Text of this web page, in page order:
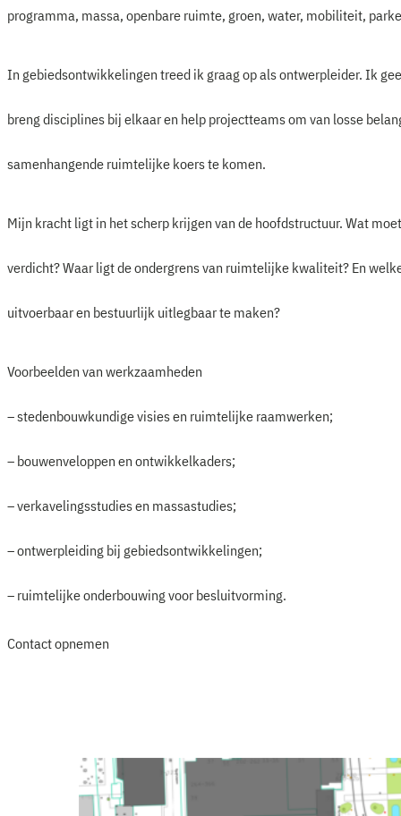
programma, massa, openbare ruimte, groen, water, mobiliteit,
In gebiedsontwikkelingen treed ik graag op als ontwerpleider. Ik
breng disciplines bij elkaar en help projectteams om van losse
samenhangende ruimtelijke koers te komen.
Mijn kracht ligt in het scherp krijgen van de hoofdstructuur. Wat
verdicht? Waar ligt de ondergrens van ruimtelijke kwaliteit? En
uitvoerbaar en bestuurlijk uitlegbaar te maken?
Voorbeelden van werkzaamheden
– stedenbouwkundige visies en ruimtelijke raamwerken;
– bouwenveloppen en ontwikkelkaders;
– verkavelingsstudies en massastudies;
– ontwerpleiding bij gebiedsontwikkelingen;
– ruimtelijke onderbouwing voor besluitvorming.
Contact opnemen